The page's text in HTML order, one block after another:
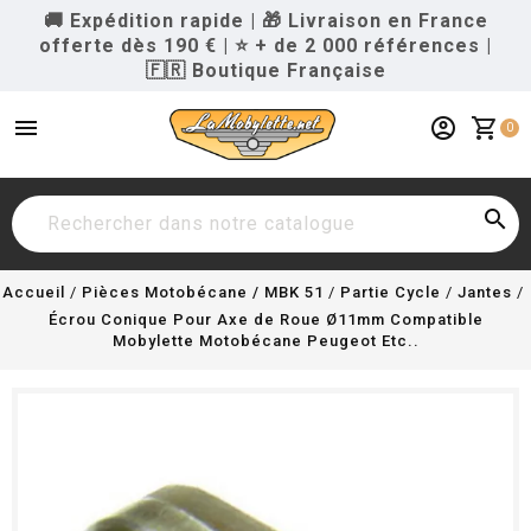
🚚 Expédition rapide | 🎁 Livraison en France
offerte dès 190 € | ⭐ + de 2 000 références |
🇫🇷 Boutique Française
menu shopping_cart 0
account_circle

Accueil Pièces Motobécane / MBK 51 Partie Cycle
Jantes
Écrou Conique Pour Axe de Roue Ø11mm Compatible
Mobylette Motobécane Peugeot Etc..